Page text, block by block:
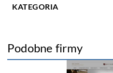
KATEGORIA
Podobne firmy